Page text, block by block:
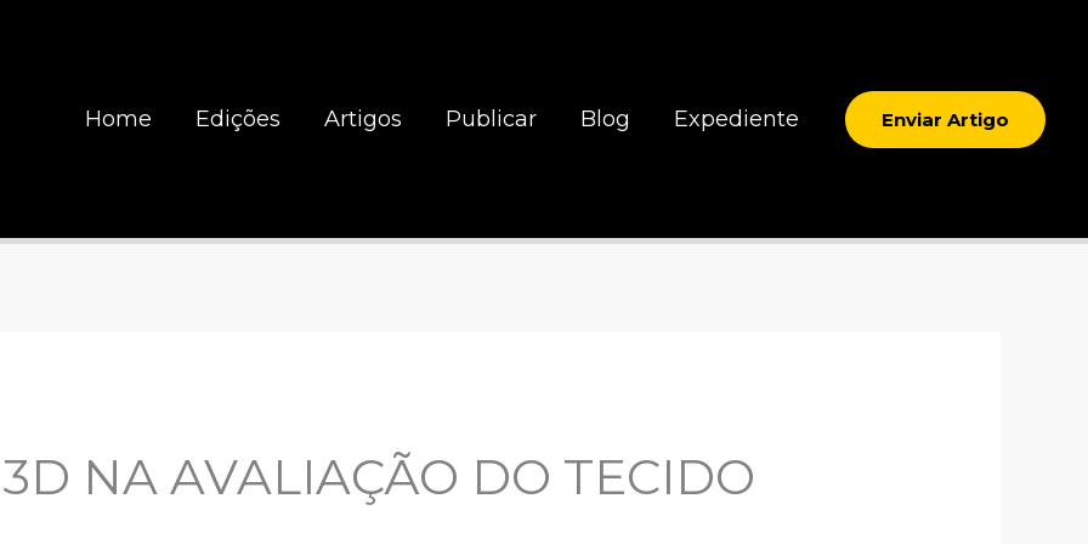
Home Edições Artigos Publicar Blog Expediente Enviar Artigo
NA AVALIAÇÃO DO TECIDO